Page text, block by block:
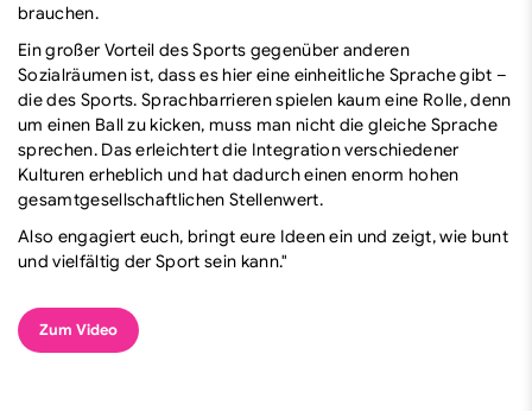
brauchen.
Ein großer Vorteil des Sports gegenüber anderen
Sozialräumen ist, dass es hier eine einheitliche Sprache gibt –
die des Sports. Sprachbarrieren spielen kaum eine Rolle, denn
um einen Ball zu kicken, muss man nicht die gleiche Sprache
sprechen. Das erleichtert die Integration verschiedener
Kulturen erheblich und hat dadurch einen enorm hohen
gesamtgesellschaftlichen Stellenwert.
Also engagiert euch, bringt eure Ideen ein und zeigt, wie bunt
und vielfältig der Sport sein kann."
Zum Video